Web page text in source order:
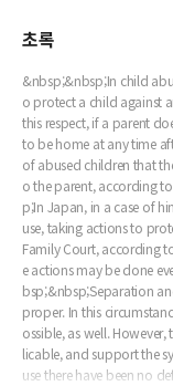
초록
&nbsp;&nbsp;In child
o protect a child against
this respect, if a parent
to be home at any time
of abused children that
o the parent, according
p;In Japan, in a case of
use, taking actions to
Family Court, according
e actions may be done
bsp;&nbsp;Separation
proper. In this
ossible, as well.
licable, and support the
use there have been no